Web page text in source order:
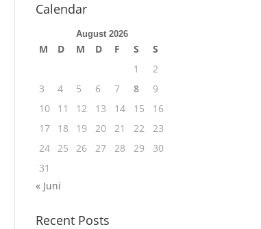
Calendar
August 2026
M D M D F S
S
1
2
3
4 5 6 7 8
9
10
11 12 13 14 15
16
17
18 19 20 21 22
23
24 25 26 27 28 29
30
31
« Juni
Recent Posts